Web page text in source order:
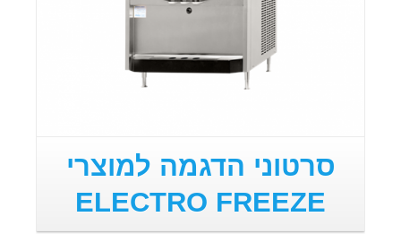
סרטוני הדגמה למוצרי
ELECTRO FREEZE